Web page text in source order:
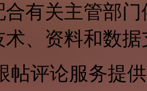
合有关主管部
术、资料和数
帖评论服务提